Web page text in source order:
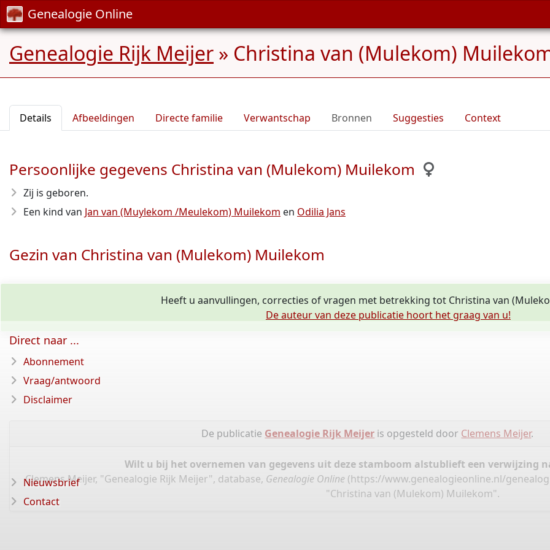
Genealogie Online
Genealogie Rijk Meijer » Christina van (Mulekom)
Details Afbeeldingen Directe familie Verwantschap Bronnen Suggesties Context
Persoonlijke gegevens Christina van (Mulekom) Muilekom
Zij is geboren.
Een kind van Jan van (Muylekom /Meulekom) Muilekom en Odilia Jans
Gezin van Christina van (Mulekom) Muilekom
Heeft u aanvullingen, correcties of vragen met betrekking tot Christina van
De auteur van deze publicatie hoort het graag van u!
De publicatie Genealogie Rijk Meijer is opgesteld door Clemens Meijer.
Wilt u bij het overnemen van gegevens uit deze stamboom alstublieft een verwijzing
Clemens Meijer, "Genealogie Rijk Meijer", database, Genealogie Online (https://www.genealogieonline.nl/
"Christina van (Mulekom) Muilekom".
Direct naar ...
Abonnement
Vraag/antwoord
Disclaimer
Nieuwsbrief
Contact